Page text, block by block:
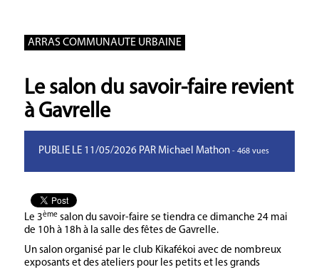
ARRAS COMMUNAUTE URBAINE
Le salon du savoir-faire revient
à Gavrelle
PUBLIE LE 11/05/2026 PAR Michael Mathon - 468 vues
Le 3ème salon du savoir-faire se tiendra ce dimanche 24 mai
de 10h à 18h à la salle des fêtes de Gavrelle.
Un salon organisé par le club Kikafékoi avec de nombreux
exposants et des ateliers pour les petits et les grands